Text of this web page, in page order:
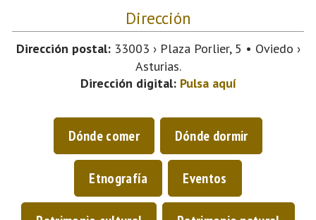
Dirección
Dirección postal:33003 › Plaza Porlier, 5 • Oviedo ›
Asturias.
Dirección digital: Pulsa aquí
Dónde comer Dónde dormir
Etnografía Eventos